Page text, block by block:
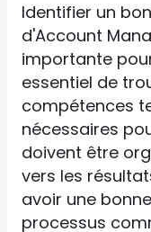
Identifier un
d'Account
importante
essentiel de
compétences
nécessaires
doivent être
vers les
avoir une
processus